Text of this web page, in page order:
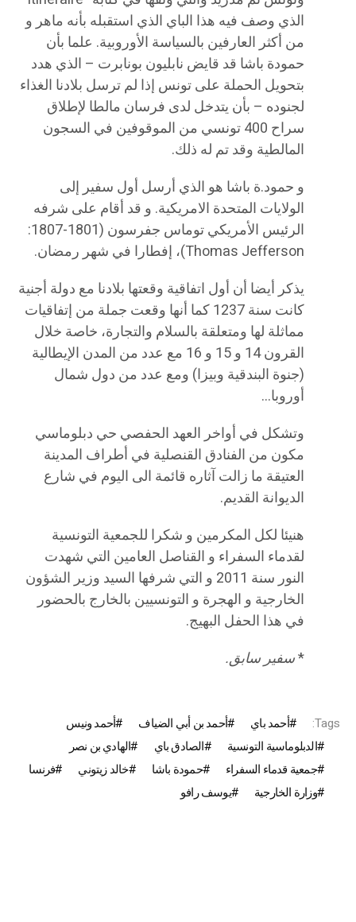
الذي وصف فيه هذا الباي الذي استقبله بأنه ماهر و
من أكثر العارفين بالسياسة الأوروبية. علما بأن
حمودة باشا قد قايض نابليون بونابرت – الذي هدد
بتحويل الحملة على تونس إذا لم ترسل بلادنا الغذاء
لجنوده – بأن يتدخل لدى فرسان مالطا لإطلاق
سراح 400 تونسي من الموقوفين في السجون
المالطية وقد تم له ذلك.
و حمود.ة باشا هو الذي أرسل أول سفير إلى
الولايات المتحدة الامريكية. و قد أقام على شرفه
الرئيس الأمريكي توماس جفرسون (1801-1807:
Thomas Jefferson)، إفطارا في شهر رمضان.
يذكر أيضا أن أول اتفاقية وقعتها بلادنا مع دولة أجنية
كانت سنة 1237 كما أنها وقعت جملة من إتفاقيات
مماثلة لها ومتعلقة بالسلام والتجارة، خاصة خلال
القرون 14 و 15 و 16 مع عدد من المدن الإيطالية
(جنوة البندقية وبيزا) ومع عدد من دول شمال
أوروبا…
وتشكل في أواخر العهد الحفصي حي دبلوماسي
مكون من الفنادق القنصلية في أطراف المدينة
العتيقة ما زالت آثاره قائمة الى اليوم في شارع
الديوانة القديم.
هنيئا لكل المكرمين و شكرا للجمعية التونسية
لقدماء السفراء و القناصل العامين التي شهدت
النور سنة 2011 و التي شرفها السيد وزير الشؤون
الخارجية و الهجرة و التونسيين بالخارج بالحضور
في هذا الحفل البهيج.
*سفير سابق.
Tags: أحمد باي أحمد بن أبي الضياف
أحمد ونيس
الدبلوماسية التونسية
الصادق باي
الهادي بن نصر
جمعية قدماء السفراء
حمودة باشا خالد زيتوني
فرنسا
وزارة الخارجية
يوسف رافو